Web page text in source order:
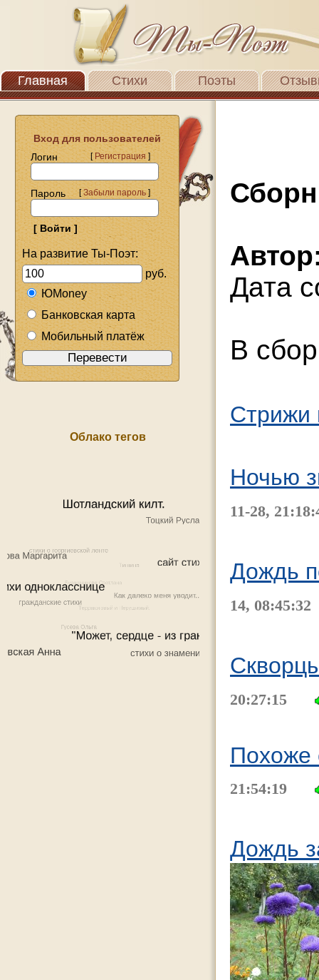
Главная Стихи Поэты
Вход для пользователей
Логин
[Регистрация]
Пароль [Забыли пароль]
На развитие Ты-Поэт:
руб.
ЮMoney
Банковская карта
Мобильный платёж
Облако тегов
Дата
В
Стрижи
Ночью
11-28,
Дождь
14, 08:45:32
20:27:15
Похоже
21:54:19
Дождь